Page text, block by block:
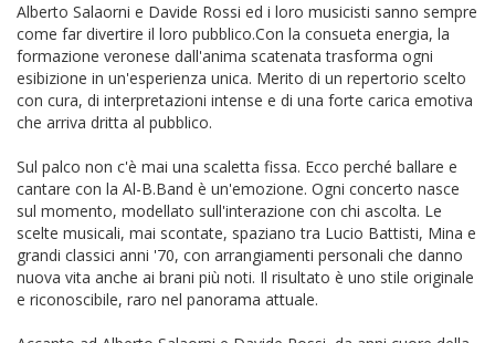
Alberto Salaorni e Davide Rossi ed i loro musicisti sanno sempre
come far divertire il loro pubblico.Con la consueta energia, la
formazione veronese dall'anima scatenata trasforma ogni
esibizione in un'esperienza unica. Merito di un repertorio scelto
con cura, di interpretazioni intense e di una forte carica emotiva
che arriva dritta al pubblico.
Sul palco non c'è mai una scaletta fissa. Ecco perché ballare e
cantare con la Al-B.Band è un'emozione. Ogni concerto nasce
sul momento, modellato sull'interazione con chi ascolta. Le
scelte musicali, mai scontate, spaziano tra Lucio Battisti, Mina e
grandi classici anni '70, con arrangiamenti personali che danno
nuova vita anche ai brani più noti. Il risultato è uno stile originale
e riconoscibile, raro nel panorama attuale.